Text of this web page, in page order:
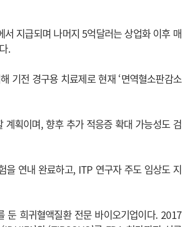
지급되며 나머지 5억달러는 상업화 이후 매
.
기전 경구용 치료제로 현재 ‘면역혈소판감소
획이며, 향후 추가 적응증 확대 가능성도 검
을 연내 완료하고, ITP 연구자 주도 임상도 지
둔 희귀혈액질환 전문 바이오기업이다. 2017